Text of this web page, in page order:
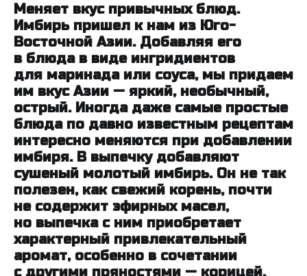
Меняет вкус привычных блюд.
Имбирь пришел к нам из Юго-
Восточной Азии. Добавляя его
в блюда в виде ингридиентов
для маринада или соуса, мы придаем
им вкус Азии — яркий, необычный,
острый. Иногда даже самые простые
блюда по давно известным рецептам
интересно меняются при добавлении
имбиря. В выпечку добавляют
сушеный молотый имбирь. Он не так
полезен, как свежий корень, почти
не содержит эфирных масел,
но выпечка с ним приобретает
характерный привлекательный
аромат, особенно в сочетании
с другими пряностями — корицей,